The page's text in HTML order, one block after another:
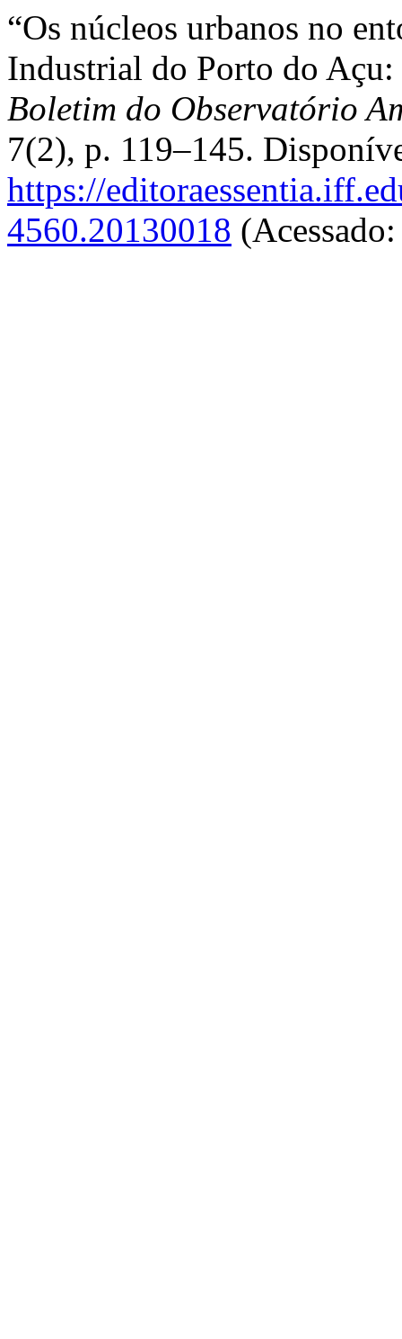
“Os núcleos urbanos no
Industrial do Porto do Açu:
Boletim do Observatório
7(2), p. 119–145.
https://
4560.20130018